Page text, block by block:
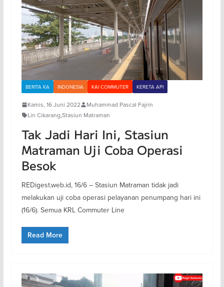
BERITA KA INDONESIA KAI COMMUTER KERETA API
Kamis, 16 Juni 2022
Muhammad Pascal Fajrin
Lin Cikarang,Stasiun Matraman
Tak Jadi Hari Ini, Stasiun
Matraman Uji Coba Operasi
Besok
REDigest.web.id, 16/6 – Stasiun Matraman tidak jadi
melakukan uji coba operasi pelayanan penumpang hari ini
(16/6). Semua KRL Commuter Line
Read More